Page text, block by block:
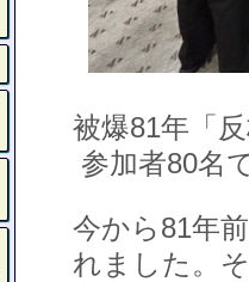
被爆81年「
参加者80名
今から81年
れました。